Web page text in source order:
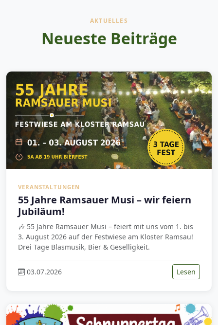
AKTUELLES
Neueste Beiträge
VERANSTALTUNGEN
55 Jahre Ramsauer Musi – wir feiern
Jubiläum!
🎶 55 Jahre Ramsauer Musi – feiert mit uns vom 1. bis
3. August 2026 auf der Festwiese am Kloster Ramsau!
Drei Tage Blasmusik, Bier & Geselligkeit.
03.07.2026 Lesen